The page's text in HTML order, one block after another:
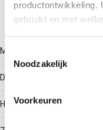
productontwikkeling.
gebruikt en met
Informatie
Uw apparaat
op specifieke
Toestemmingsselectie
Noodzakelijk
Voorkeuren
Technische
Model
DIN-rail 35/7,5
Hoogte